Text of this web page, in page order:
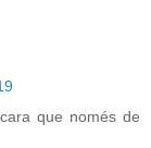
que només de